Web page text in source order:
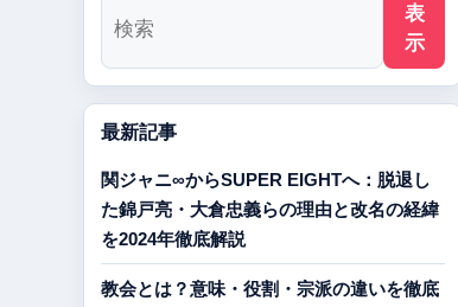
表
示
最新記事
関ジャニ∞からSUPER EIGHTへ：脱退し
た錦戸亮・大倉忠義らの理由と改名の経緯
を2024年徹底解説
教会とは？意味・役割・宗派の違いを徹底